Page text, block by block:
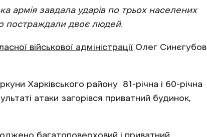
армія завдала ударів по трьох населених
постраждали двоє людей.
військової адміністрації Олег Синєгубов
Харківського району 81-річна і 60-річна
атаки загорівся приватний будинок,
багатоповерховий і приватний